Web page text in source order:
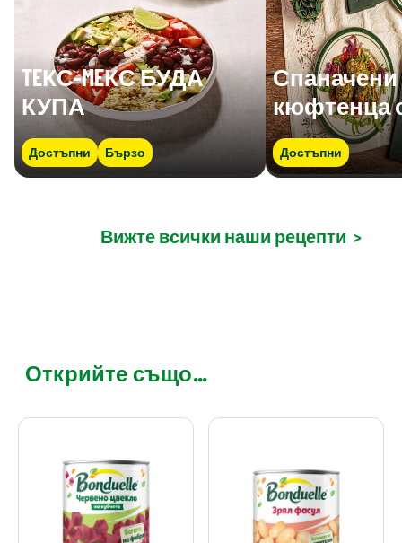
TEКС-MEКС БУДА
КУПА
Достъпни Бързо
Спаначени
кюфтенца
Достъпни
Вижте всички наши рецепти >
Открийте също...